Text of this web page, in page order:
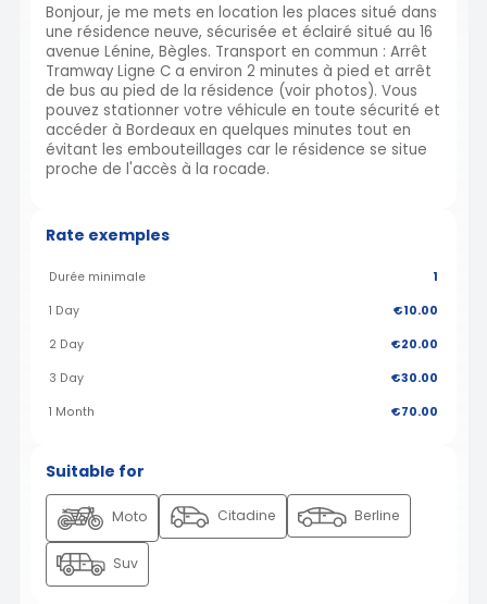
Bonjour, je me mets en location les places situé dans
une résidence neuve, sécurisée et éclairé situé au 16
avenue Lénine, Bègles. Transport en commun : Arrêt
Tramway Ligne C a environ 2 minutes à pied et arrêt
de bus au pied de la résidence (voir photos). Vous
pouvez stationner votre véhicule en toute sécurité et
accéder à Bordeaux en quelques minutes tout en
évitant les embouteillages car le résidence se situe
proche de l'accès à la rocade.
Rate exemples
Durée minimale 1
1 Day €10.00
2 Day €20.00
3 Day €30.00
1 Month €70.00
Suitable for
Moto Citadine Berline
Suv